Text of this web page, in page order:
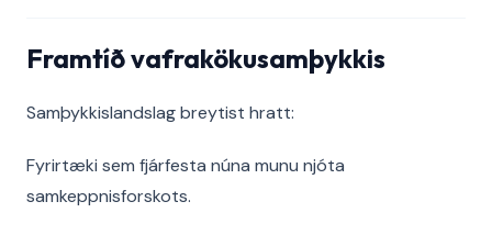
Framtíð vafrakökusamþykkis
Samþykkislandslag breytist hratt:
Fyrirtæki sem fjárfesta núna munu njóta
samkeppnisforskots.